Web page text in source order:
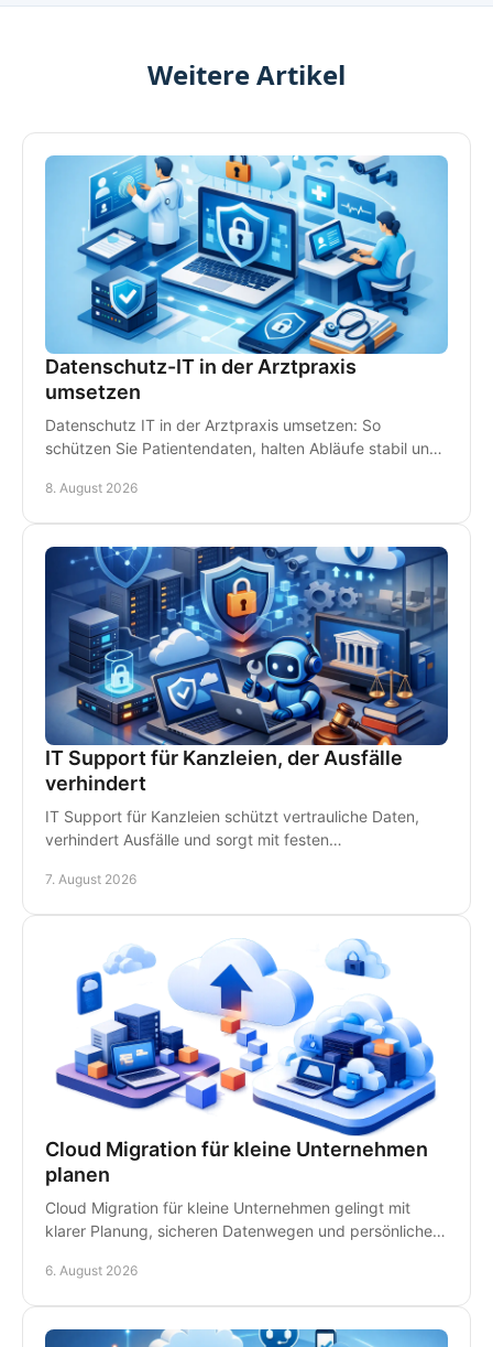
Weitere Artikel
Datenschutz-IT in der Arztpraxis
umsetzen
Datenschutz IT in der Arztpraxis umsetzen: So
schützen Sie Patientendaten, halten Abläufe stabil und
8. August 2026
IT Support für Kanzleien, der Ausfälle
verhindert
IT Support für Kanzleien schützt vertrauliche Daten,
verhindert Ausfälle und sorgt mit festen
Kanzleialltag.
7. August 2026
Cloud Migration für kleine Unternehmen
planen
Cloud Migration für kleine Unternehmen gelingt mit
klarer Planung, sicheren Datenwegen und persönlicher
6. August 2026